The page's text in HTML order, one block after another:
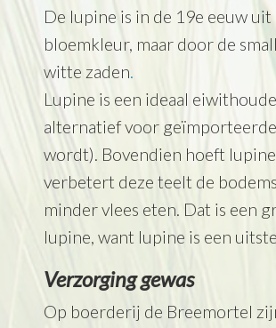
De lupine is in de 19e eeuw
bloemkleur, maar door de
witte zaden.
Lupine is een ideaal
alternatief voor
wordt). Bovendien hoeft
verbetert deze teelt de
minder vlees eten. Dat is een
lupine, want lupine is een
Verzorging gewas
Op boerderij de Breemortel